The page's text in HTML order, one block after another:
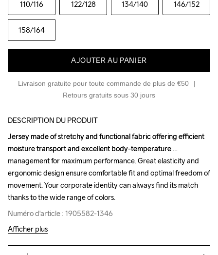
110/116 122/128 134/140 146/152
158/164
AJOUTER AU PANIER
Livraison gratuite pour toute commande de plus de €50
Retours gratuits sous 30 jours
DESCRIPTION DU PRODUIT
Jersey made of stretchy and functional fabric offering efficient
moisture transport and excellent body-temperature
management for maximum performance. Great elasticity and
ergonomic design ensure comfortable fit and optimal freedom of
movement. Your corporate identity can always find its match
thanks to the wide range of colors.
Numéro d'article : 1905582-1346
Jersey made of stretchy and functional fabric offering efficient
moisture transport and excellent body-temperature
management for maximum performance. Great elasticity and
ergonomic design ensure comfortable fit and optimal freedom of
movement. Your corporate identity can always find its match
thanks to the wide range of colors.
Numéro d'article : 1905582-1346
Afficher plus